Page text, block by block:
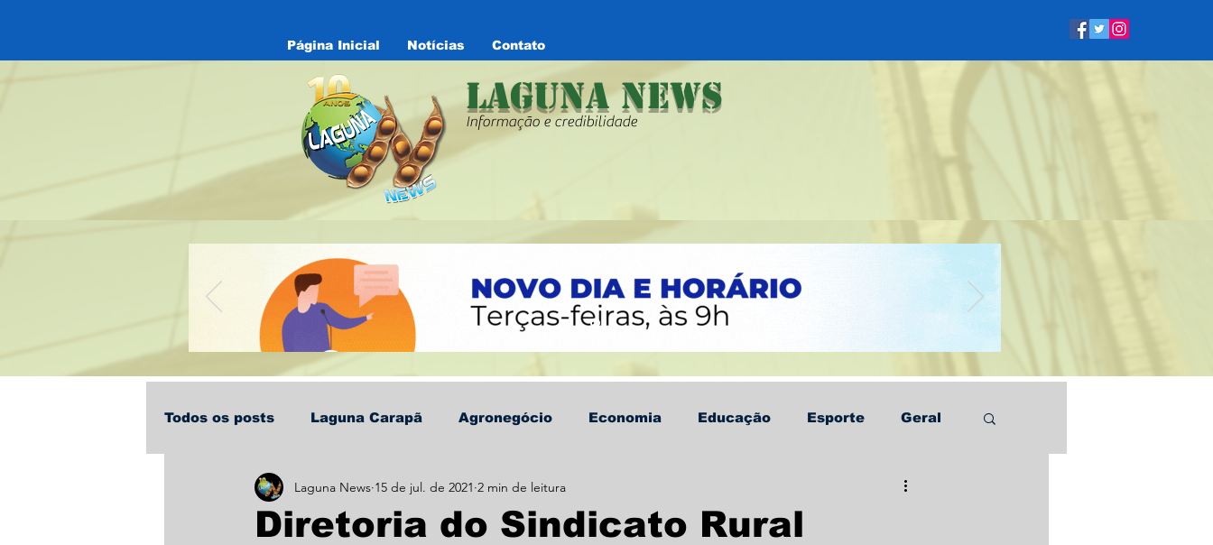
Página Inicial Notícias Contato
Laguna News
Informação e credibilidade
Todos os posts Laguna Carapã Agronegócio Economia Educação Esporte Geral
Policial Política Saúde Informe Publicitário
Diretoria do Sindicato Rural
Laguna News 15 de jul. de 2021 2 min de leitura